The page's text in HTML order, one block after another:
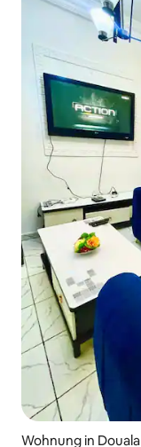
Wohnung in Douala